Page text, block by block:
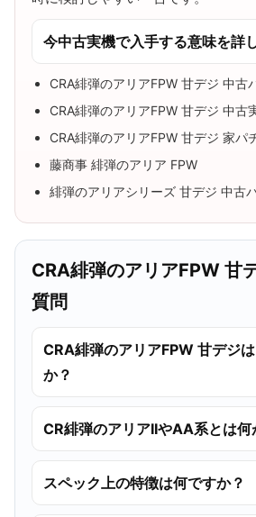
今中古実機で入手する意味を詳
CRA緋弾のアリアFPW 甘デジ 中古
CRA緋弾のアリアFPW 甘デジ 中古
CRA緋弾のアリアFPW 甘デジ 家パ
藤商事 緋弾のアリア FPW
緋弾のアリアシリーズ 甘デジ 中古
CRA緋弾のアリアFPW 甘
質問
CRA緋弾のアリアFPW 甘デジ
か？
CR緋弾のアリアIIやAA系とは何
スペック上の特徴は何ですか？